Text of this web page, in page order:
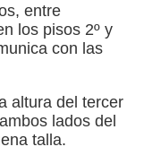
entre
los pisos 2º y
con las
altura del tercer
lados del
talla.